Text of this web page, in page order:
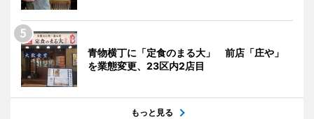
青物横丁に「定食のまる大」 前店「庄や」
を業態変更、23区内2店目
もっと見る